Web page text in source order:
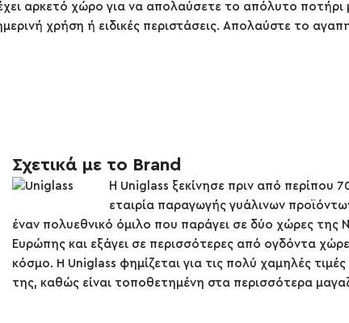
αρκετό χώρο για να απολαύσετε το απόλυτο ποτήρι
χρήση ή ειδικές περιστάσεις. Απολαύστε το
Σχετικά με το Brand
Η Uniglass ξεκίνησε πριν από περίπου
εταιρία παραγωγής γυάλινων
έναν πολυεθνικό όμιλο που παράγει σε δύο χώρες της
Ευρώπης και εξάγει σε περισσότερες από ογδόντα
κόσμο. H Uniglass φημίζεται για τις πολύ χαμηλές
της, καθώς είναι τοποθετημένη στα περισσότερα